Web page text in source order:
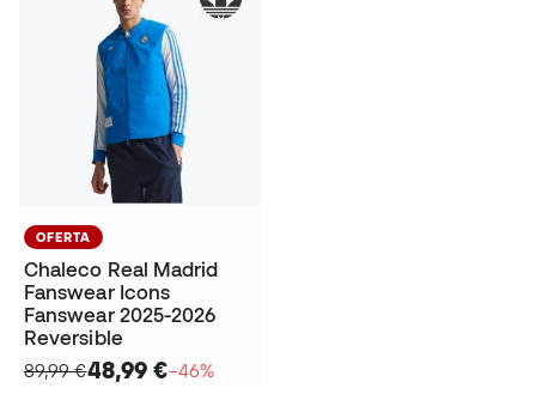
OFERTA
Chaleco Real Madrid
Fanswear Icons
Fanswear 2025-2026
Reversible
89,99 €48,99 €−46%